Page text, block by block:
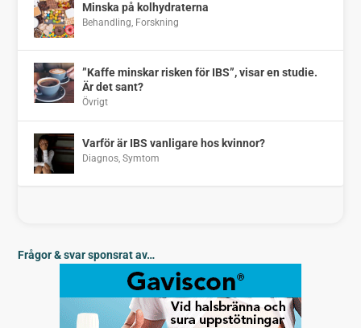
Minska på kolhydraterna
Behandling, Forskning
”Kaffe minskar risken för IBS”, visar en studie.
Är det sant?
Övrigt
Varför är IBS vanligare hos kvinnor?
Diagnos,Symtom
Frågor & svar sponsrat av…